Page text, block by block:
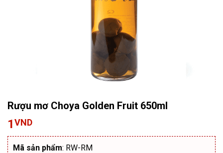
Rượu mơ Choya Golden Fruit 650ml
1VND
Mã sản phẩm: RW-RM